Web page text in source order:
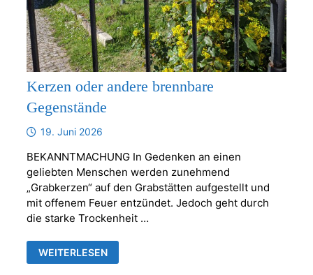
Kerzen oder andere brennbare
Gegenstände
19. Juni 2026
BEKANNTMACHUNG In Gedenken an einen
geliebten Menschen werden zunehmend
„Grabkerzen“ auf den Grabstätten aufgestellt und
mit offenem Feuer entzündet. Jedoch geht durch
die starke Trockenheit …
KERZEN
ODER
WEITERLESEN